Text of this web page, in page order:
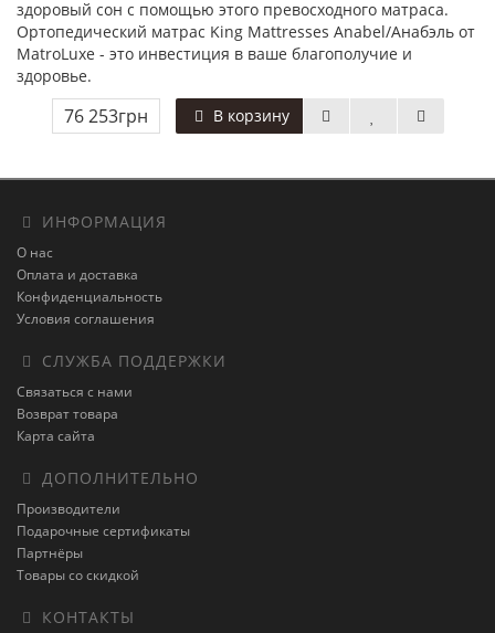
здоровый сон с помощью этого превосходного матраса.
Ортопедический матрас King Mattresses Anabel/Анабэль от
MatroLuxe - это инвестиция в ваше благополучие и
здоровье.
76 253грн В корзину
ИНФОРМАЦИЯ
О нас
Оплата и доставка
Конфиденциальность
Условия соглашения
СЛУЖБА ПОДДЕРЖКИ
Связаться с нами
Возврат товара
Карта сайта
ДОПОЛНИТЕЛЬНО
Производители
Подарочные сертификаты
Партнёры
Товары со скидкой
КОНТАКТЫ